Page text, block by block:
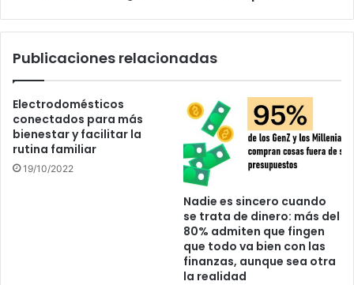
Publicaciones relacionadas
Electrodomésticos
conectados para más
bienestar y facilitar la
rutina familiar
19/10/2022
Nadie es sincero cuando
se trata de dinero: más del
80% admiten que fingen
que todo va bien con las
finanzas, aunque sea otra
la realidad